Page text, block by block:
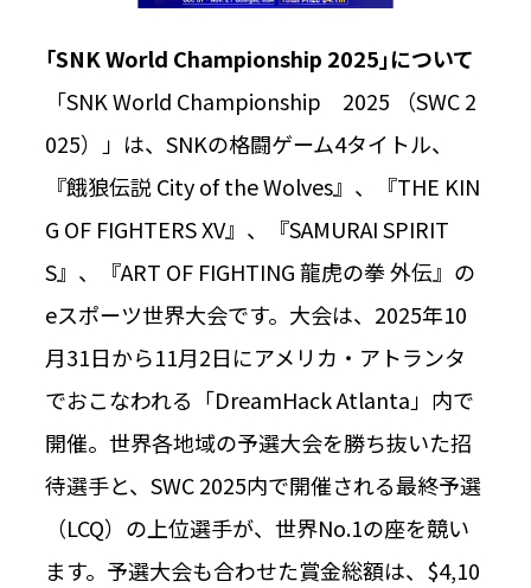
｢SNK World Championship 2025｣について
「SNK World Championship 2025 （SWC 2
025）」は、SNKの格闘ゲーム4タイトル、
『餓狼伝説 City of the Wolves』、『THE KIN
G OF FIGHTERS XV』、『SAMURAI SPIRIT
S』、『ART OF FIGHTING 龍虎の拳 外伝』の
eスポーツ世界大会です。大会は、2025年10
月31日から11月2日にアメリカ・アトランタ
でおこなわれる「DreamHack Atlanta」内で
開催。世界各地域の予選大会を勝ち抜いた招
待選手と、SWC 2025内で開催される最終予選
（LCQ）の上位選手が、世界No.1の座を競い
ます。予選大会も合わせた賞金総額は、$4,10